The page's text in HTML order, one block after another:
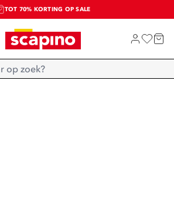
TOT 70% KORTING OP SALE
SALE: LAATSTE KANS!
SHOP NIEUW
Home